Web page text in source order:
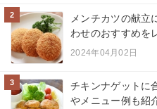
2
メンチカツの献立
わせのおすすめを
2024年04月02日
3
チキンナゲットに
やメニュー例も紹